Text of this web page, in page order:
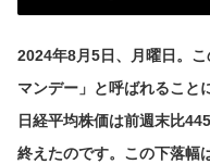
2024年8月5日、月曜日。
マンデー」と呼ばれること
日経平均株価は前週末比
終えたのです。この下落幅